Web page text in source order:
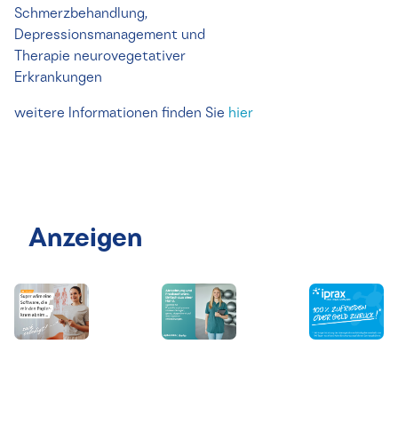
Schmerzbehandlung,
Depressionsmanagement und
Therapie neurovegetativer
Erkrankungen
weitere Informationen finden Sie hier
Anzeigen